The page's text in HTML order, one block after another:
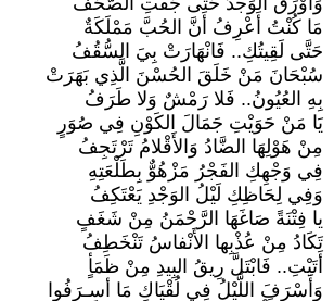
مَا كُنْتُ أَعْرِفُ أَنَّ الحُبَّ مَمْلَكَةٌ
حَتَّى لَقِيتُكِ.. فَانْهَارَتْ بِيَ السُّقُفُ
سُبْحَانَ مَنْ خَلَقَ الحُسْنَ الَّذِي بَهَرَتْ
بِهِ العُيُونُ.. فَلا رَمْشٌ وَلا طَرَفُ
​يَا مَنْ حَوَيْتِ جَمَالَ الكَوْنِ فِي صُوَرٍ
مِنْ هَوْلِهَا الضَّادُ وَالأَقْلامُ تَرْتَجِفُ
​فِي وَجْهِكِ الفَجْرُ مَزْهُوٌّ بِطَلْعَتِهِ
وَفِي لِحَاظِكِ لَيْلُ الوَجْدِ يَعْتَكِفُ
​يا فِتْنَةً صَاغَهَا الرَّحْمَنُ مِنْ شَغَفٍ
تَكَادُ مِنْ عُذْبِها الأَنْفاسُ تَنْخَطِفُ
أَتَيْتِ.. فَابْتَلَّ رِيقُ البِيدِ مِنْ ظَمَأٍ
وَأَسْرَفَ اللَّيْلُ فِي لُقْيَاكِ مَا أسـرَفُوا